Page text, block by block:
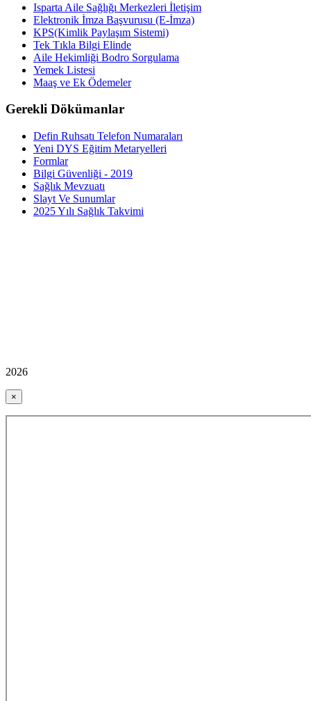
Isparta Aile Sağlığı Merkezleri İletişim
Elektronik İmza Başvurusu (E-İmza)
KPS(Kimlik Paylaşım Sistemi)
Tek Tıkla Bilgi Elinde
Aile Hekimliği Bodro Sorgulama
Yemek Listesi
Maaş ve Ek Ödemeler
Gerekli Dökümanlar
Defin Ruhsatı Telefon Numaraları
Yeni DYS Eğitim Metaryelleri
Formlar
Bilgi Güvenliği - 2019
Sağlık Mevzuatı
Slayt Ve Sunumlar
2025 Yılı Sağlık Takvimi
2026
×